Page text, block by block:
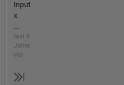
Input
x
...
fast 9
Jahre
vor